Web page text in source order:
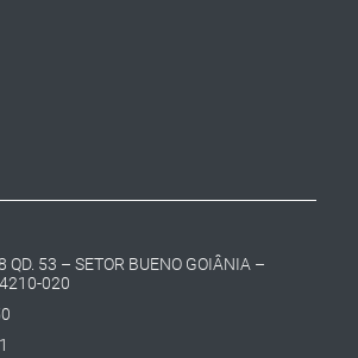
QD. 53 – SETOR BUENO GOIÂNIA –
020